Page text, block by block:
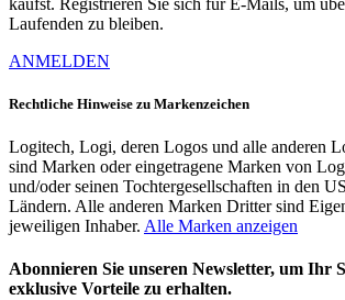
Laufenden zu bleiben.
ANMELDEN
Rechtliche Hinweise zu Markenzeichen
Logitech, Logi, deren Logos und alle anderen
sind Marken oder eingetragene Marken von
und/oder seinen Tochtergesellschaften in den
Ländern. Alle anderen Marken Dritter sind
jeweiligen Inhaber. Alle Marken anzeigen
Abonnieren Sie unseren Newsletter, um Ihr
exklusive Vorteile zu erhalten.